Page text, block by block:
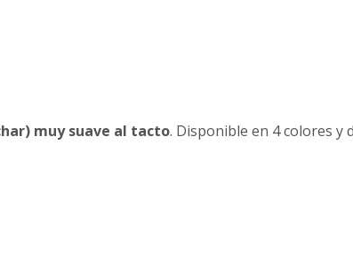
muy suave al tacto. Disponible en 4 colores y